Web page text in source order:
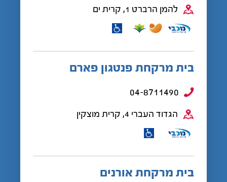
להמן הרברט 1, קרית ים
בית מרקחת פנטגון פארם
04-8711490
הגדוד העברי 4, קרית מוצקין
בית מרקחת אורנים